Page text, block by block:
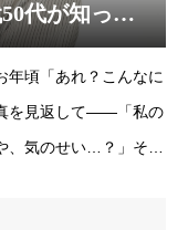
代が知って
気になり始
という選択
年頃「あれ？こんなに
を見返して——「私の
気のせい…？」そん